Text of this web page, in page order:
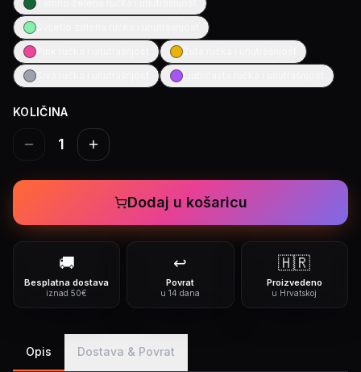
KOLIČINA
1
Dodaj u košaricu
🚚
Besplatna dostava
iznad 50€
↩️
Povrat
u 14 dana
🇭🇷
Proizvedeno
u Hrvatskoj
Opis Dostava & Povrat